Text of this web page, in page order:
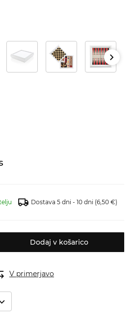
Dostava 5 dni - 10 dni (6,50 €)
Dodaj v košarico
V primerjavo